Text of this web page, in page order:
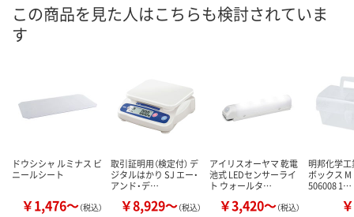
この商品を見た人はこちらも検討されていま
す
ドウシシャ ルミナス ビ
ニールシート
￥1,476～（税込）
取引証明用（検定付） デ
ジタルはかり SJ エー・
アンド・デ…
￥8,929～（税込）
アイリスオーヤマ 乾電
池式 LEDセンサーライ
ト ウォールタ…
￥3,420～（税込）
明邦化学
ボックス M
506008 1…